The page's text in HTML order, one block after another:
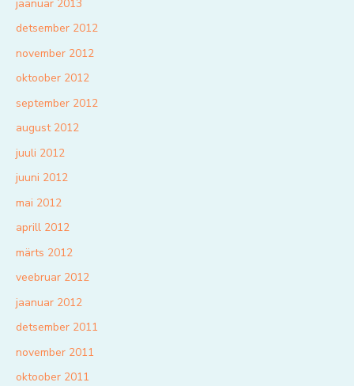
jaanuar 2013
detsember 2012
november 2012
oktoober 2012
september 2012
august 2012
juuli 2012
juuni 2012
mai 2012
aprill 2012
märts 2012
veebruar 2012
jaanuar 2012
detsember 2011
november 2011
oktoober 2011